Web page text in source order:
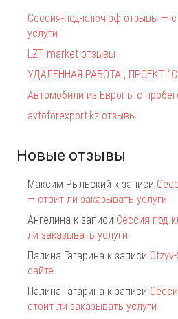
Сессия-под-ключ.рф отзывы —
услуги
LZT market отзывы
УДАЛЕННАЯ РАБОТА , ПРОЕКТ
Автомобили из Европы с
avtoforexport.kz отзывы
Новые отзывы
Максим Рыльский к записи
— стоит ли заказывать услуги
Ангелина к записи Сессия-под-
ли заказывать услуги
Палина Гагарина к записи
сайте
Палина Гагарина к записи
стоит ли заказывать услуги